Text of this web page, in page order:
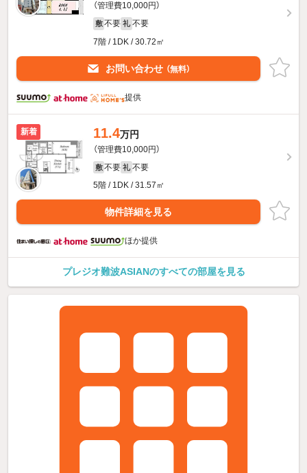
（管理費10,000円）
敷 不要 礼 不要
7階 / 1DK / 30.72㎡
お問い合わせ （無料）
提供
新着 11.4万円
（管理費10,000円）
敷 不要 礼 不要
5階 / 1DK / 31.57㎡
物件詳細を見る
ほか提供
プレジオ難波ASIANのすべての部屋を見る